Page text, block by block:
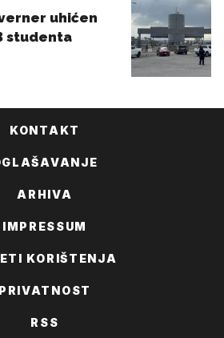
KONTAKT
ARHIVA
IMPRESSUM
KORIŠTENJA
PRIVATNOST
RSS